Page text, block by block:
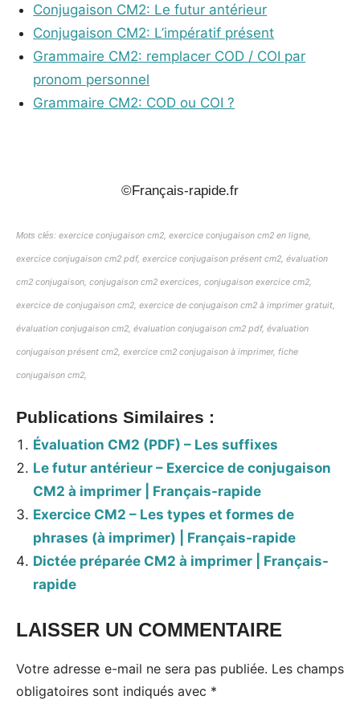
Conjugaison CM2: Le futur antérieur
Conjugaison CM2: L’impératif présent
Grammaire CM2: remplacer COD / COI par
pronom personnel
Grammaire CM2: COD ou COI ?
©Français-rapide.fr
Mots clés: exercice conjugaison cm2, exercice conjugaison cm2 en ligne,
exercice conjugaison cm2 pdf, exercice conjugaison présent cm2, évaluation
cm2 conjugaison, conjugaison cm2 exercices, conjugaison exercice cm2,
exercice de conjugaison cm2, exercice de conjugaison cm2 à imprimer gratuit,
évaluation conjugaison cm2, évaluation conjugaison cm2 pdf, évaluation
conjugaison présent cm2, exercice cm2 conjugaison à imprimer, fiche
conjugaison cm2,
Publications Similaires :
Évaluation CM2 (PDF) – Les suffixes
Le futur antérieur – Exercice de conjugaison
CM2 à imprimer | Français-rapide
Exercice CM2 – Les types et formes de
phrases (à imprimer) | Français-rapide
Dictée préparée CM2 à imprimer | Français-
rapide
LAISSER UN COMMENTAIRE
Votre adresse e-mail ne sera pas publiée. Les champs
obligatoires sont indiqués avec *